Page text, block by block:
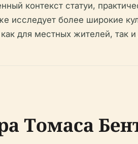
контекст статуи,
исследует более широкие
для местных жителей, так
Томаса